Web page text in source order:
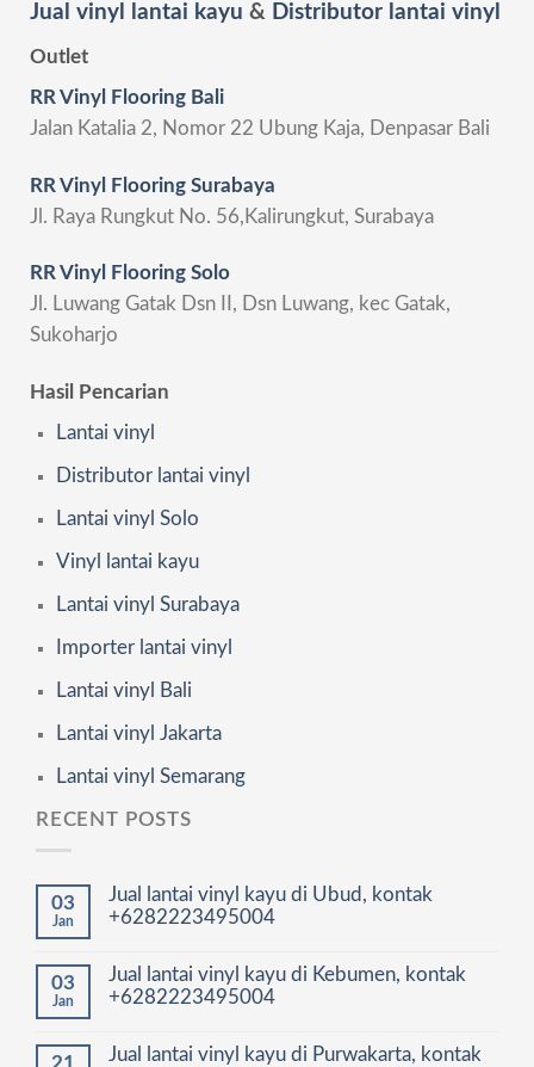
Jual vinyl lantai kayu & Distributor lantai vinyl
Outlet
RR Vinyl Flooring Bali
Jalan Katalia 2, Nomor 22 Ubung Kaja, Denpasar Bali
RR Vinyl Flooring Surabaya
Jl. Raya Rungkut No. 56,Kalirungkut, Surabaya
RR Vinyl Flooring Solo
Jl. Luwang Gatak Dsn II, Dsn Luwang, kec Gatak,
Sukoharjo
Hasil Pencarian
Lantai vinyl
Distributor lantai vinyl
Lantai vinyl Solo
Vinyl lantai kayu
Lantai vinyl Surabaya
Importer lantai vinyl
Lantai vinyl Bali
Lantai vinyl Jakarta
Lantai vinyl Semarang
RECENT POSTS
03
Jan
Jual lantai vinyl kayu di Ubud, kontak
+6282223495004
03
Jan
Jual lantai vinyl kayu di Kebumen, kontak
+6282223495004
21 Jual lantai vinyl kayu di Purwakarta, kontak